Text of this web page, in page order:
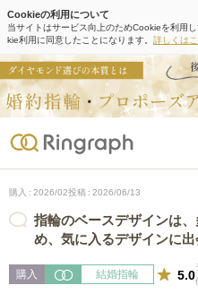
Cookieの利用について
当サイトはサービス向上のためCookieを利用
kie利用に同意したことになります。 詳しくは
購入 2026/02投稿 2026/06/13
指輪のベースデザインは
め、気に入るデザインに
購入 結婚指輪 5.0